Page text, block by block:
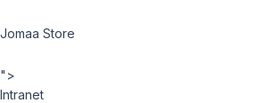
Jomaa Store
">
Intranet